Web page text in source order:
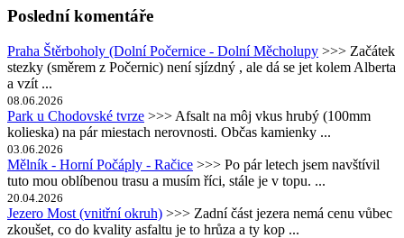
Poslední komentáře
Praha Štěrboholy (Dolní Počernice - Dolní Měcholupy >>> Začátek
stezky (směrem z Počernic) není sjízdný , ale dá se jet kolem Alberta
a vzít ...
08.06.2026
Park u Chodovské tvrze >>> Afsalt na môj vkus hrubý (100mm
kolieska) na pár miestach nerovnosti. Občas kamienky ...
03.06.2026
Mělník - Horní Počáply - Račice >>> Po pár letech jsem navštívil
tuto mou oblíbenou trasu a musím říci, stále je v topu. ...
20.04.2026
Jezero Most (vnitřní okruh) >>> Zadní část jezera nemá cenu vůbec
zkoušet, co do kvality asfaltu je to hrůza a ty kop ...